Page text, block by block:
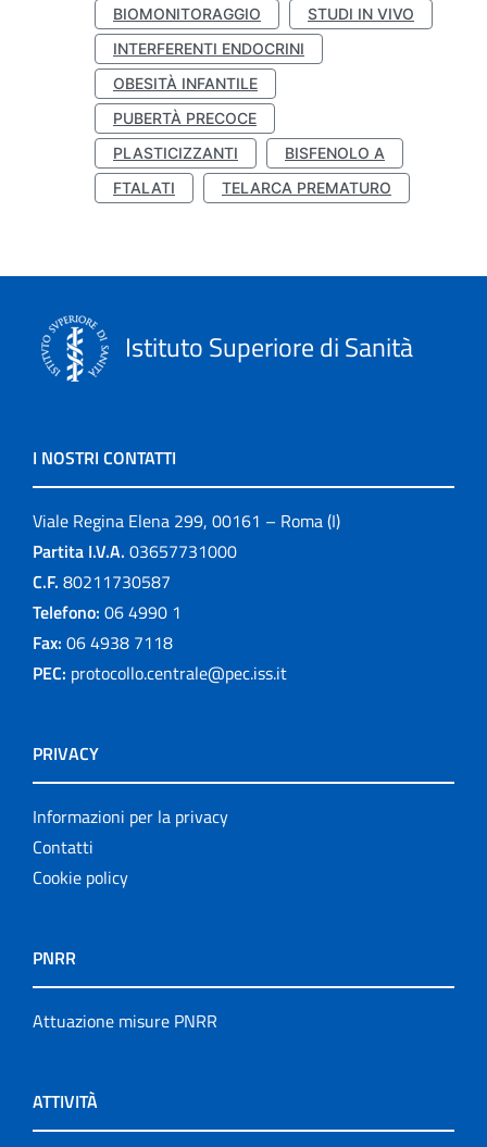
BIOMONITORAGGIO
STUDI IN VIVO
INTERFERENTI ENDOCRINI
OBESITÀ INFANTILE
PUBERTÀ PRECOCE
PLASTICIZZANTI
BISFENOLO A
FTALATI
TELARCA PREMATURO
Istituto Superiore di Sanità
I NOSTRI CONTATTI
Viale Regina Elena 299, 00161 – Roma (I)
Partita I.V.A. 03657731000
C.F. 80211730587
Telefono: 06 4990 1
Fax: 06 4938 7118
PEC: protocollo.centrale@pec.iss.it
PRIVACY
Informazioni per la privacy
Contatti
Cookie policy
PNRR
Attuazione misure PNRR
ATTIVITÀ